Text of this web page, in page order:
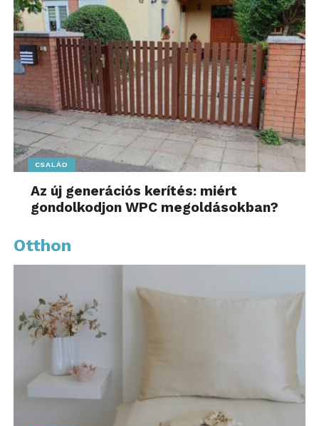
CSALÁD
Az új generációs kerítés: miért
gondolkodjon WPC megoldásokban?
Otthon